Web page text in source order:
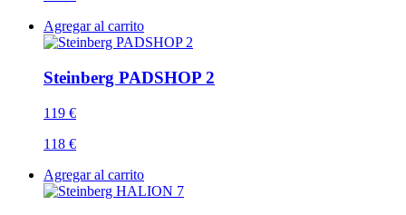
Agregar al carrito
Steinberg PADSHOP 2
119 €
118 €
Agregar al carrito